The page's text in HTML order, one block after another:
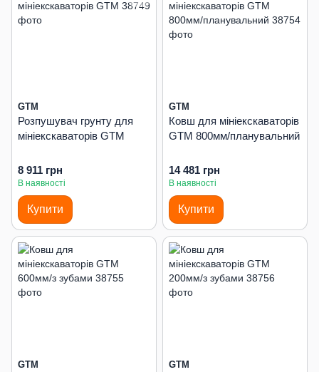
GTM
Розпушувач грунту для
мініекскаваторів GTM
8 911 грн
В наявності
Купити
GTM
Ковш для мініекскаваторів
GTM 800мм/планувальний
14 481 грн
В наявності
Купити
GTM GTM